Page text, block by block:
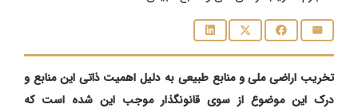
تخریب اراضی ملی و منابع طبیعی به دلیل اهمیت ذاتی این منابع و
درک این موضوع از سوی قانونگذار موجب این شده است که